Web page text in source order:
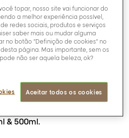
absorção, e uma
de flor de toranja e
O resultado são
hidratados,
uniforme e limpos.
todos os tipos de
com Glicoamina,
os metais
& 500ml.
topar, nosso site vai funcionar do
a melhor experiência possível,
redes sociais, produtos e serviços
saber mais ou mudar alguma
no botão “Definição de cookies” no
página. Mas importante, sem os
não ser aquela beleza, ok?
Aceitar todos os cookies